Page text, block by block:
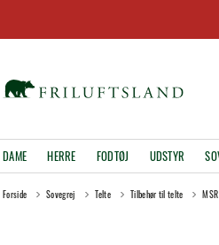
DAME HERRE FODTØJ UDSTYR
Forside Sovegrej Telte Tilbehør til telte